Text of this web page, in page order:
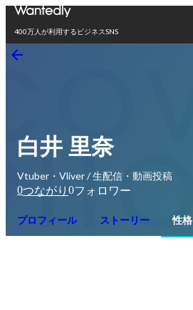
400万人が利用するビジネスSNS
白井 里奈
Vtuber・Vliver / 生配信・動画投稿
0つながり 0フォロワー
プロフィール ストーリー 性格